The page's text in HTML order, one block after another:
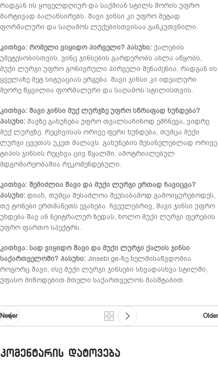
რადგან ის ყოველდღიურ და საქმიან სტილს შორის უფრო
მარტივად ბალანსირებს. შავი ჯინსი კი უფრო მეტად
ფორმალური და საღამოს ლუქებისთვისაა განკუთვნილი.
კითხვა: რომელი ვიყიდო პირველი? პასუხი: ქალების
უმეტესობისთვის, ვინც ჯინსების გარდერობს ახლა აწყობს,
მუქი ლურჯი უფრო გონივრული პირველი შენაძენია, რადგან ის
ყველაზე მეტ სიტუაციას ერგება. შავი ჯინსი კი იდეალური
მეორე წყვილია ფორმალური და საღამოს სტილისთვის.
კითხვა: შავი ჯინსი მუქ ლურჯზე უფრო სწრაფად ხუნდება?
პასუხი: შავზე გახუნება უფრო თვალსაჩინოდ ემჩნევა, ვიდრე
მუქ ლურჯზე. რეცხვისას ორივე ფერი ხუნდება, თუმცა მუქი
ლურჯი ცვეთას უკეთ მალავს. გახუნების შესანელებლად ორივე
ტიპის ჯინსის რეცხვა ცივ წყალში, ამოტრიალებულ
მდგომარეობაშია რეკომენდებული.
კითხვა: შემიძლია შავი და მუქი ლურჯი ერთად ჩავიცვა?
პასუხი: დიახ, თუმცა შესაძლოა შეუსაბამოდ გამოიყურებოდეს,
თუ ტონები ერთმანეთს ეჯახება. ჩვეულებრივ, შავი ჯინსი უფრო
უხდება შავ ან ნეიტრალურ ზედას, ხოლო მუქი ლურჯი ფერების
უფრო ფართო სპექტრს.
კითხვა: სად ვიყიდო შავი და მუქი ლურჯი ქალის ჯინსი
საქართველოში? პასუხი: Jinsebi.ge-ზე ხელმისაწვდომია
როგორც შავი, ისე მუქი ლურჯი ჯინსები სხვადასხვა სტილში,
უფასო მიწოდებით მთელი საქართველოს მასშტაბით.
Newer Older
ᲙᲝᲛᲔᲜᲢᲐᲠᲘᲡ ᲓᲐᲢᲝᲕᲔᲑᲐ